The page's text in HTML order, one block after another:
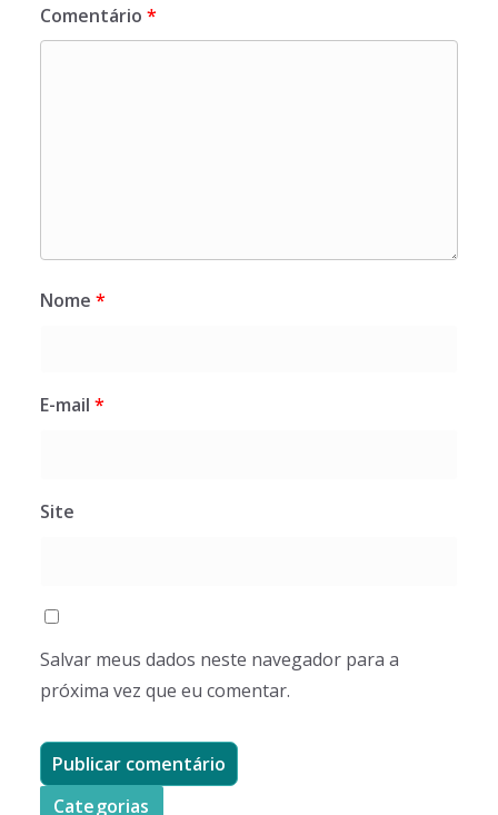
Comentário *
Nome *
E-mail *
Site
Salvar meus dados neste navegador para a
próxima vez que eu comentar.
Categorias